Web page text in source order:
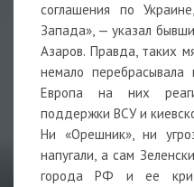
соглашения по
Запада», — указал
Азаров. Правда, таких
немало
Европа на них
поддержки ВСУ и
Ни «Орешник», ни
напугали, а сам
города РФ и ее